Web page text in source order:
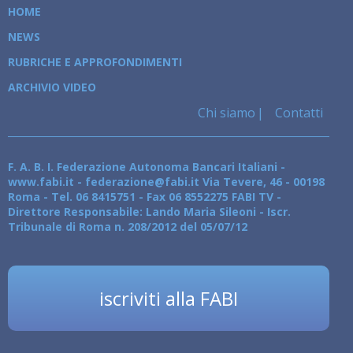
HOME
NEWS
RUBRICHE E APPROFONDIMENTI
ARCHIVIO VIDEO
Chi siamo Contatti
F. A. B. I. Federazione Autonoma Bancari Italiani -
www.fabi.it - federazione@fabi.it Via Tevere, 46 - 00198
Roma - Tel. 06 8415751 - Fax 06 8552275 FABI TV -
Direttore Responsabile: Lando Maria Sileoni - Iscr.
Tribunale di Roma n. 208/2012 del 05/07/12
iscriviti alla FABI